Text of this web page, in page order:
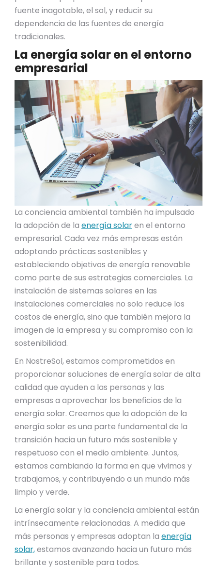
fuente inagotable, el sol, y reducir su
dependencia de las fuentes de energía
tradicionales.
La energía solaren el entorno
empresarial
La conciencia ambiental también ha impulsado
la adopción de la energía solaren el entorno
empresarial. Cada vez más empresas están
adoptando prácticas sostenibles y
estableciendo objetivos de energía renovable
como parte de sus estrategias comerciales. La
instalación de sistemas solares en las
instalaciones comerciales no solo reduce los
costos de energía, sino que también mejora la
imagen de la empresa y su compromiso con la
sostenibilidad.
En NostreSol, estamos comprometidos en
proporcionar soluciones de energía solar de alta
calidad que ayuden a las personas y las
empresas a aprovechar los beneficios de la
energía solar. Creemos que la adopción de la
energía solar es una parte fundamental de la
transición hacia un futuro más sostenible y
respetuoso con el medio ambiente. Juntos,
estamos cambiando la forma en que vivimos y
trabajamos, y contribuyendo a un mundo más
limpio y verde.
La energía solar y la conciencia ambiental están
intrínsecamente relacionadas. A medida que
más personas y empresas adoptan la energía
solar,estamos avanzando hacia un futuro más
brillante y sostenible para todos.